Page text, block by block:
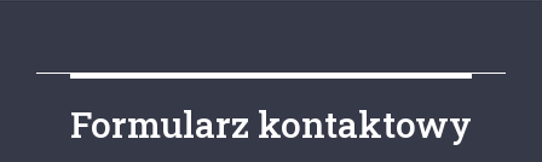
Formularz kontaktowy